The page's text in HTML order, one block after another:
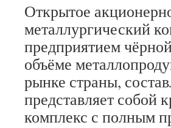
Открытое
металлургический
предприятием
объёме
рынке страны,
представляет собой
комплекс с полным